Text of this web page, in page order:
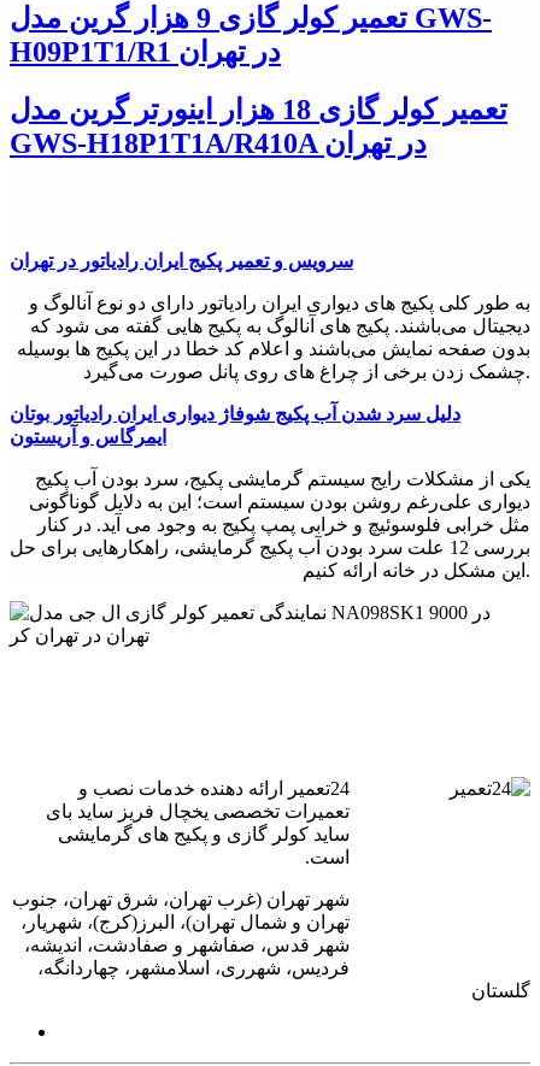
تعمیر کولر گازی 9 هزار گرین مدل GWS-
H09P1T1/R1 در تهران
تعمیر کولر گازی 18 هزار اینورتر گرین مدل
GWS-H18P1T1A/R410A در تهران
سرویس و تعمیر پکیج ایران رادیاتور در تهران
به طور کلی پکیج های دیواری ایران رادیاتور دارای دو نوع آنالوگ و
دیجیتال می‌باشند. پکیج های آنالوگ به پکیج هایی گفته می شود که
بدون صفحه نمایش می‌باشند و اعلام کد خطا در این پکیج ها بوسیله
چشمک زدن برخی از چراغ های روی پانل صورت می‌گیرد.
دلیل سرد شدن آب پکیج شوفاژ دیواری ایران رادیاتور بوتان
ایمرگاس و آریستون
یکی از مشکلات رایج سیستم گرمایشی پکیج، سرد بودن آب پکیج
دیواری علی‌رغم روشن بودن سیستم است؛ این به دلایل گوناگونی
مثل خرابی فلوسوئیچ و خرابی پمپ پکیج به وجود می آید. در کنار
بررسی 12 علت سرد بودن آب پکیج گرمایشی، راهکارهایی برای حل
این مشکل در خانه ارائه کنیم.
24تعمیر ارائه دهنده خدمات نصب و
تعمیرات تخصصی یخچال فریز ساید بای
ساید کولر گازی و پکیج های گرمایشی
است.
شهر تهران (غرب تهران، شرق تهران، جنوب
تهران و شمال تهران)، البرز(کرج)، شهریار،
شهر قدس، صفاشهر و صفادشت، اندیشه،
فردیس، شهرری، اسلامشهر، چهاردانگه،
گلستان